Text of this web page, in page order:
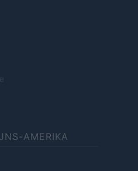
AMERIKA